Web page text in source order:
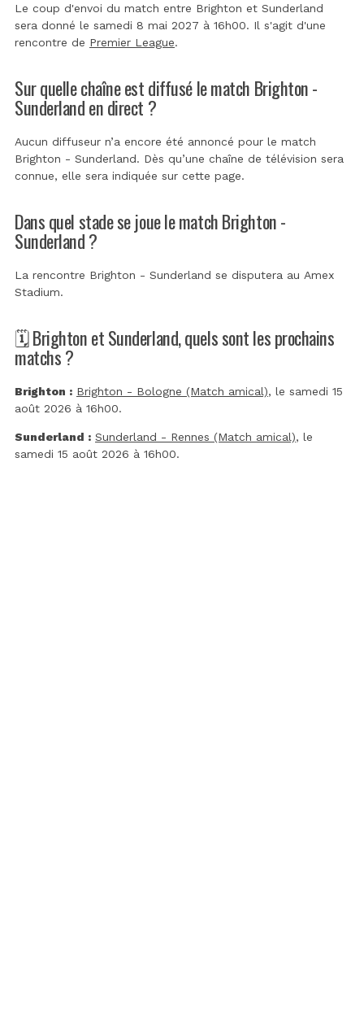
Le coup d'envoi du match entre Brighton et Sunderland
sera donné le samedi 8 mai 2027 à 16h00. Il s'agit d'une
rencontre de Premier League.
Sur quelle chaîne est diffusé le match Brighton -
Sunderland en direct ?
Aucun diffuseur n’a encore été annoncé pour le match
Brighton - Sunderland. Dès qu’une chaîne de télévision sera
connue, elle sera indiquée sur cette page.
Dans quel stade se joue le match Brighton -
Sunderland ?
La rencontre Brighton - Sunderland se disputera au Amex
Stadium.
🗓️ Brighton et Sunderland, quels sont les prochains
matchs ?
Brighton : Brighton - Bologne (Match amical), le samedi 15
août 2026 à 16h00.
Sunderland : Sunderland - Rennes (Match amical), le
samedi 15 août 2026 à 16h00.